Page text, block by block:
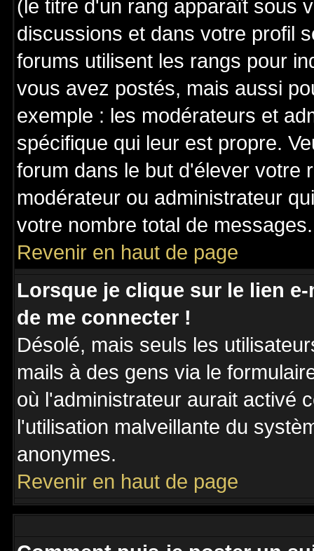
(le titre d'un rang apparaît sous
discussions et dans votre profil
forums utilisent les rangs pour
vous avez postés, mais aussi
exemple : les modérateurs et
spécifique qui leur est propre.
forum dans le but d'élever votre
modérateur ou administrateur
votre nombre total de messages.
Revenir en haut de page
Lorsque je clique sur le lien
de me connecter !
Désolé, mais seuls les
mails à des gens via le
où l'administrateur aurait activé
l'utilisation malveillante du
anonymes.
Revenir en haut de page